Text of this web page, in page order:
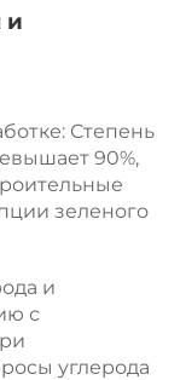
и
Степень
90%,
зеленого
и
с
углерода